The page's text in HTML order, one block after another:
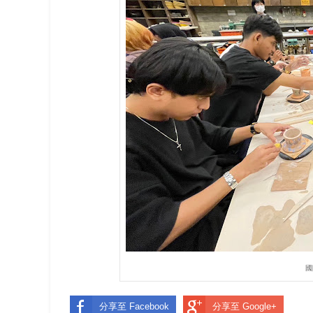
分享至 Facebook 分享至 Google+